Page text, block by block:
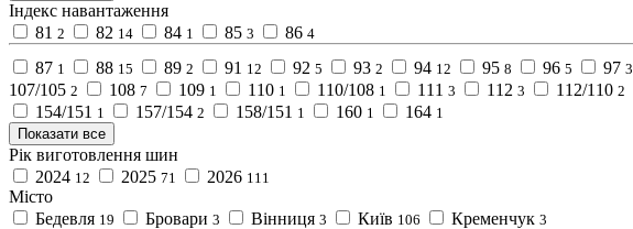
Індекс навантаження
81 2 82 14 84 1 85 3 86 4
87 1 88 15 89 2 91 12 92 5 93 2 94 12 95 8 96 5 97 3
107/105 2 108 7 109 1 110 1 110/108 1 111 3 112 3 112/110 2
154/151 1 157/154 2 158/151 1 160 1 164 1
Показати все
Рік виготовлення шин
2024 12 2025 71 2026 111
Місто
Бедевля 19 Бровари 3 Вінниця 3 Київ 106 Кременчук 3